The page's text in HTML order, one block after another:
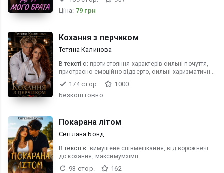
Ціна: 79 грн
Кохання з перчиком
Тетяна Калинова
В текcті є: протистояння характерів сильні почуття,
пристрасно емоційно відверто, сильні харизматичні
герої
174 стор.
1000
Безкоштовно
Покарана літом
Світлана Бонд
В текcті є: вимушене співмешкання, від ворожнечі
до кохання, максимумхімії
93 стор.
162